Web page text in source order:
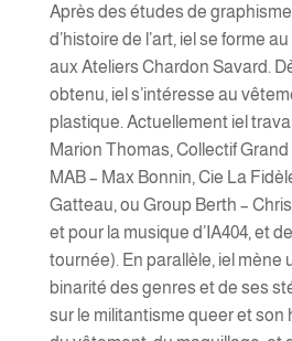
Après des études de
d’histoire de l’art, iel se forme
aux Ateliers Chardon Savard.
obtenu, iel s’intéresse au
plastique. Actuellement iel
Marion Thomas, Collectif
MAB – Max Bonnin, Cie La
Gatteau, ou Group Berth –
et pour la musique d’IA404, et
tournée). En parallèle, iel mène
binarité des genres et de ses
sur le militantisme queer et son